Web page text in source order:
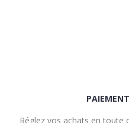
Réglez vos achats en toute